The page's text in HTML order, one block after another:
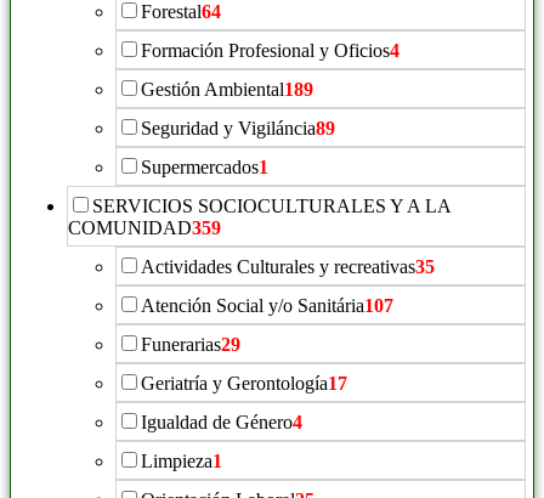
Forestal64
Formación Profesional y Oficios4
Gestión Ambiental189
Seguridad y Vigiláncia89
Supermercados1
SERVICIOS SOCIOCULTURALES Y A LA
COMUNIDAD359
Actividades Culturales y recreativas35
Atención Social y/o Sanitária107
Funerarias29
Geriatría y Gerontología17
Igualdad de Género4
Limpieza1